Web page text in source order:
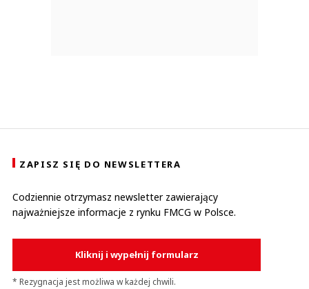
ZAPISZ SIĘ DO NEWSLETTERA
Codziennie otrzymasz newsletter zawierający
najważniejsze informacje z rynku FMCG w Polsce.
Kliknij i wypełnij formularz
* Rezygnacja jest możliwa w każdej chwili.